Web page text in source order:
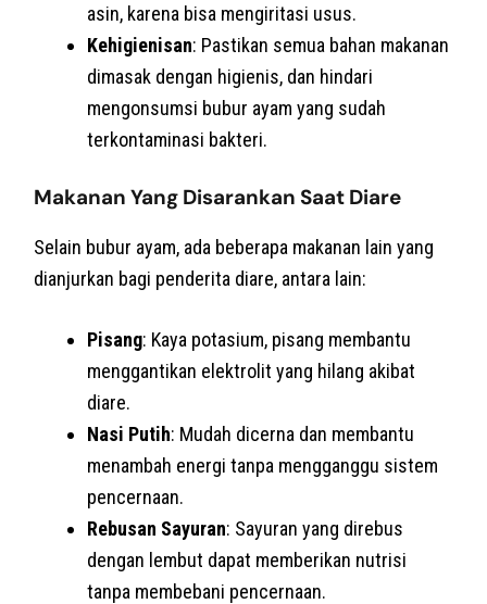
asin, karena bisa mengiritasi usus.
Kehigienisan: Pastikan semua bahan makanan
dimasak dengan higienis, dan hindari
mengonsumsi bubur ayam yang sudah
terkontaminasi bakteri.
Makanan Yang Disarankan Saat Diare
Selain bubur ayam, ada beberapa makanan lain yang
dianjurkan bagi penderita diare, antara lain:
Pisang: Kaya potasium, pisang membantu
menggantikan elektrolit yang hilang akibat
diare.
Nasi Putih: Mudah dicerna dan membantu
menambah energi tanpa mengganggu sistem
pencernaan.
Rebusan Sayuran: Sayuran yang direbus
dengan lembut dapat memberikan nutrisi
tanpa membebani pencernaan.